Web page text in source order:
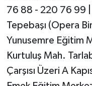
76 88 - 220 76 99 |
Tepebaşı (Opera
Yunusemre Eğitim
Kurtuluş Mah.
Çarşısı Üzeri A